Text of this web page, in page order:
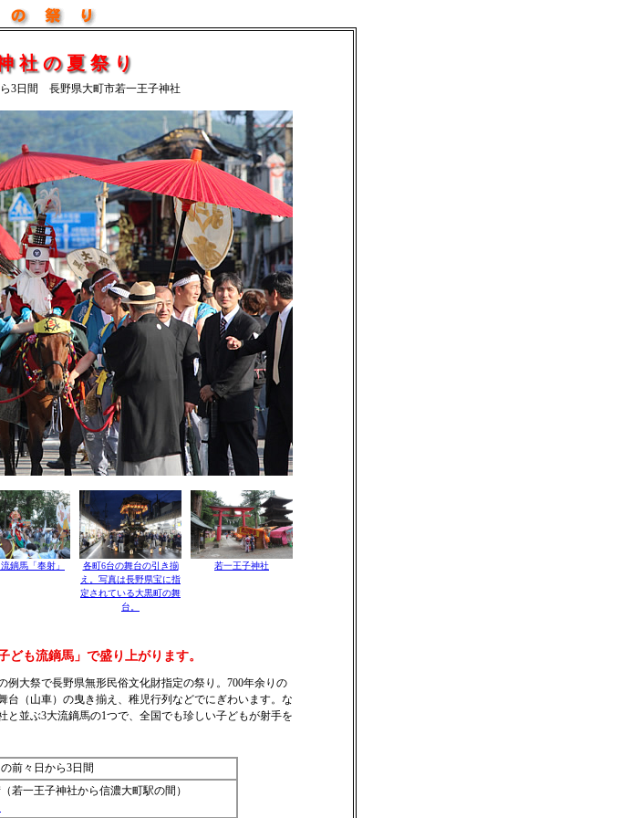
社の夏祭り
3日間 長野県大町市若一王子神社
鏑馬「奉射」
各町6台の舞台の引き揃
え。写真は長野県宝に指
定されている大黒町の舞
台。
若一王子神社
ども流鏑馬」で盛り上がります。
大祭で長野県無形民俗文化財指定の祭り。700年余りの
（山車）の曳き揃え、稚児行列などでにぎわいます。な
並ぶ3大流鏑馬の1つで、全国でも珍しい子どもが射手を
前々日から3日間
若一王子神社から信濃大町駅の間）